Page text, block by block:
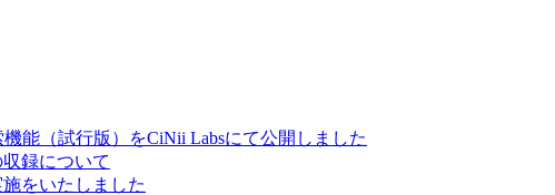
能（試行版）をCiNii Labsにて公開しました
録について
をいたしました